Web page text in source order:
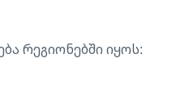
რეგიონებში იყოს: